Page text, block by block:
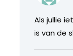
Als jullie
is van de